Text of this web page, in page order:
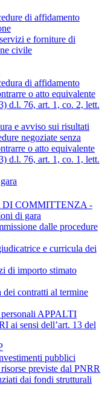
di affidamento
e forniture di
civile
di affidamento
o atto equivalente
d.l. 76, art. 1, co. 2, lett.
e avviso sui risultati
negoziate senza
o atto equivalente
d.l. 76, art. 1, co. 1, lett.
COMMITTENZA -
di gara
dalle procedure
e curricula dei
di importo stimato
dei contratti al termine
APPALTI
sensi dell’art. 13 del
pubblici
previste dal PNRR
dai fondi strutturali